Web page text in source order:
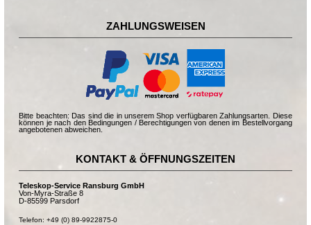
ZAHLUNGSWEISEN
Bitte beachten: Das sind die in unserem Shop verfügbaren Zahlungsarten. Diese
können je nach den Bedingungen / Berechtigungen von denen im Bestellvorgang
angebotenen abweichen.
KONTAKT & ÖFFNUNGSZEITEN
Teleskop-Service Ransburg GmbH
Von-Myra-Straße 8
D-85599 Parsdorf
Telefon: +49 (0) 89-9922875-0